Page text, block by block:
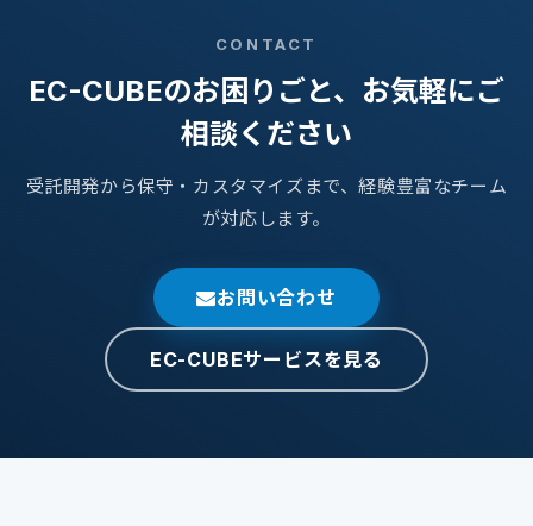
CONTACT
EC-CUBEのお困りごと、お気軽にご
相談ください
受託開発から保守・カスタマイズまで、経験豊富なチーム
が対応します。
お問い合わせ
EC-CUBEサービスを見る